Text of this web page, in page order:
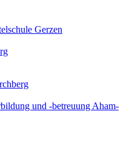
Gerzen
und -betreuung Aham-